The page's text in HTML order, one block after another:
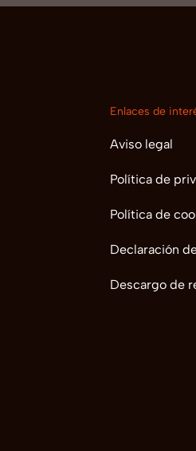
Enlaces de
Aviso legal
Política de
Política de
Declaración
Descargo de